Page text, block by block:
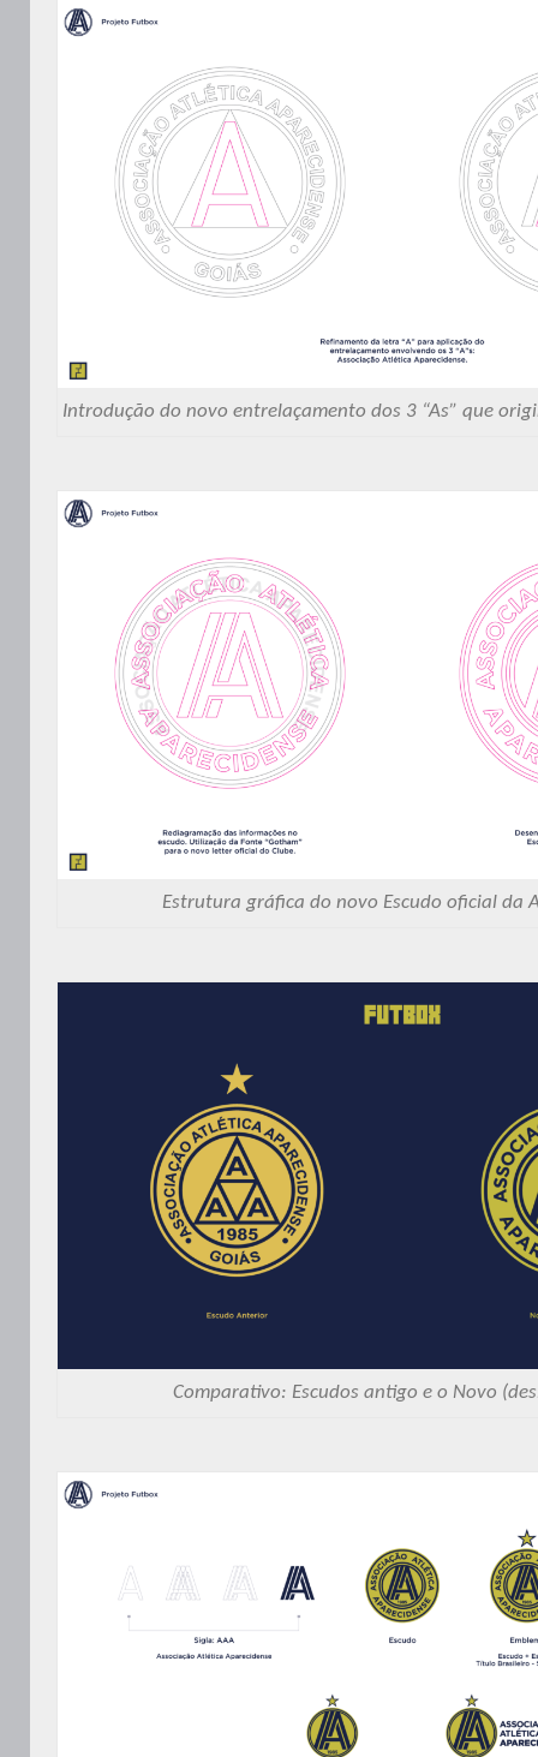
Introdução do novo entrelaçamento dos 3 “As” que
Estrutura gráfica do novo Escudo oficial da
Comparativo: Escudos antigo e o Novo